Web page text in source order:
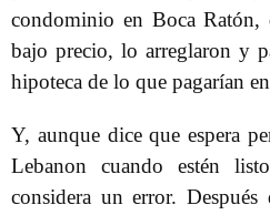
condominio en Boca Ratón,
bajo precio, lo arreglaron y
hipoteca de lo que pagarían
Y, aunque dice que espera
Lebanon cuando estén
considera un error.